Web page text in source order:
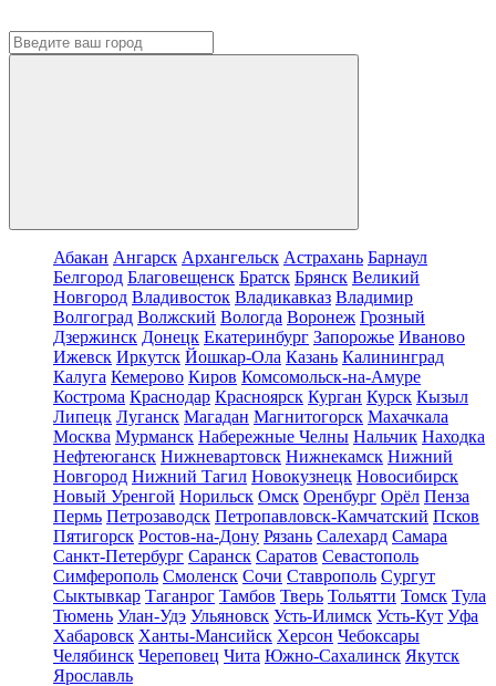
Абакан Ангарск Архангельск Астрахань Барнаул
Белгород Благовещенск Братск Брянск Великий
Новгород Владивосток Владикавказ Владимир
Волгоград Волжский Вологда Воронеж Грозный
Дзержинск Донецк Екатеринбург Запорожье Иваново
Ижевск Иркутск Йошкар-Ола Казань Калининград
Калуга Кемерово Киров Комсомольск-на-Амуре
Кострома Краснодар Красноярск Курган Курск Кызыл
Липецк Луганск Магадан Магнитогорск Махачкала
Москва Мурманск Набережные Челны Нальчик Находка
Нефтеюганск Нижневартовск Нижнекамск Нижний
Новгород Нижний Тагил Новокузнецк Новосибирск
Новый Уренгой Норильск Омск Оренбург Орёл Пенза
Пермь Петрозаводск Петропавловск-Камчатский Псков
Пятигорск Ростов-на-Дону Рязань Салехард Самара
Санкт-Петербург Саранск Саратов Севастополь
Симферополь Смоленск Сочи Ставрополь Сургут
Сыктывкар Таганрог Тамбов Тверь Тольятти Томск Тула
Тюмень Улан-Удэ Ульяновск Усть-Илимск Усть-Кут Уфа
Хабаровск Ханты-Мансийск Херсон Чебоксары
Челябинск Череповец Чита Южно-Сахалинск Якутск
Ярославль